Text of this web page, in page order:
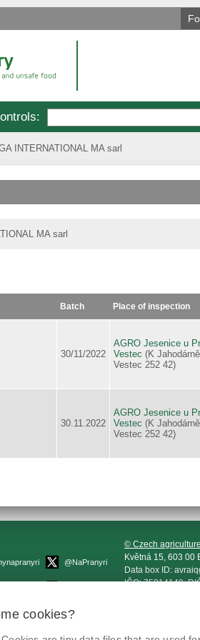
:
INTERNATIONAL MA sarl
MA sarl
Batch Place of inspection
30/11/2022
AGRO Jesenice u
Vestec (K Jahodárně
Vestec 252 42)
30.11.2022
AGRO Jesenice u
Vestec (K
Vestec 252 42)
@NaPranyri
© Czech
Květná 15, 603 00
Data box ID:
IČO: 75014149,
cookies?